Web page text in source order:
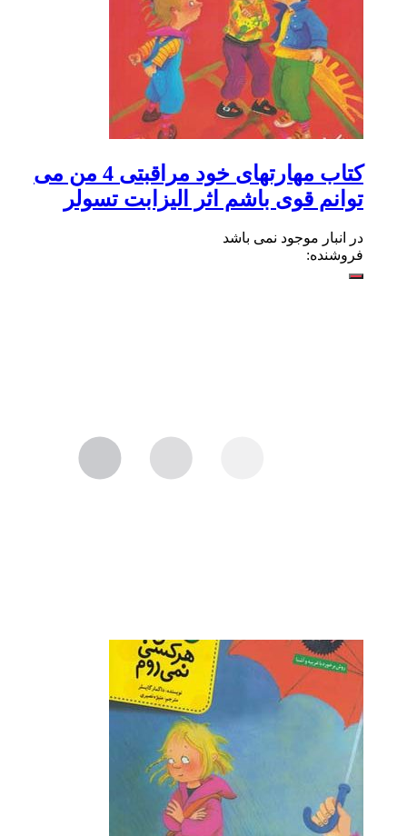
کتاب مهارتهای خود مراقبتی 4 من می
توانم قوی باشم اثر الیزابت تسولر
در انبار موجود نمی باشد
فروشنده: